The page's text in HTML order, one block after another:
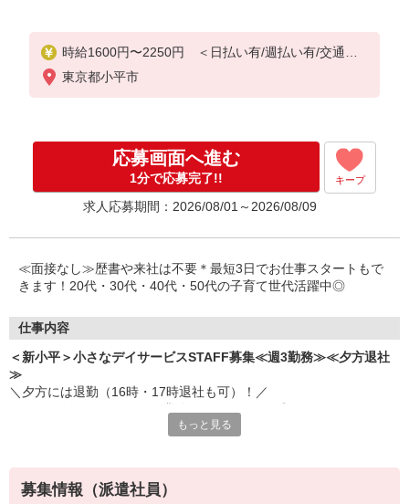
時給1600円〜2250円 ＜日払い有/週払い有/交通費
全支給(ガソリン代含む)＞
東京都小平市
応募画面へ進む
1分で応募完了!! キープ
求人応募期間：2026/08/01～2026/08/09
≪面接なし≫歴書や来社は不要＊最短3日でお仕事スタートもで
きます！20代・30代・40代・50代の子育て世代活躍中◎
仕事内容
＜新小平＞小さなデイサービスSTAFF募集≪週3勤務≫≪夕方退社
≫
＼夕方には退勤（16時・17時退社も可）！／
笑い声の絶えない、楽しい雰囲気の職場です♪
・お散歩の付き添い
・生活相談/お話相手
もっと見る
募集情報（派遣社員）